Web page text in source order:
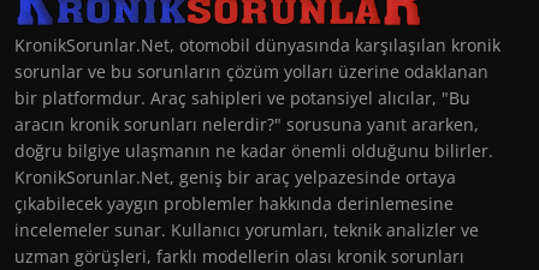
KronikSorunlar.Net, otomobil dünyasında karşılaşılan kronik
sorunlar ve bu sorunların çözüm yolları üzerine odaklanan
bir platformdur. Araç sahipleri ve potansiyel alıcılar, "Bu
aracın kronik sorunları nelerdir?" sorusuna yanıt ararken,
doğru bilgiye ulaşmanın ne kadar önemli olduğunu bilirler.
KronikSorunlar.Net, geniş bir araç yelpazesinde ortaya
çıkabilecek yaygın problemler hakkında derinlemesine
incelemeler sunar. Kullanıcı yorumları, teknik analizler ve
uzman görüşleri, farklı modellerin olası kronik sorunları